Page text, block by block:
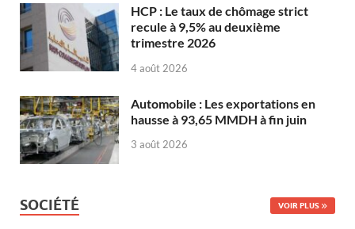
HCP : Le taux de chômage strict
recule à 9,5% au deuxième
trimestre 2026
4 août 2026
Automobile : Les exportations en
hausse à 93,65 MMDH à fin juin
3 août 2026
SOCIÉTÉ VOIR PLUS